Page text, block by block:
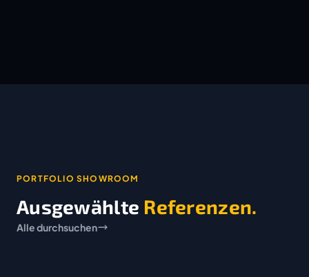
PORTFOLIO SHOWROOM
Ausgewählte Referenzen.
Alle durchsuchen